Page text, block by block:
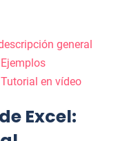
general
Tutorial en vídeo
Excel: